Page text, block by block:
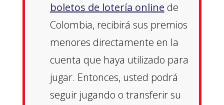
boletos de lotería online de
Colombia, recibirá sus premios
menores directamente en la
cuenta que haya utilizado para
jugar. Entonces, usted podrá
seguir jugando o transferir su